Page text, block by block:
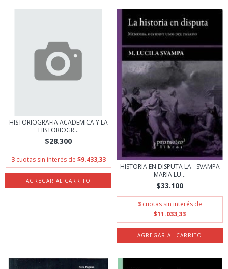
HISTORIOGRAFIA ACADEMICA Y LA
HISTORIOGR...
$28.300
3 cuotas sin interés de $9.433,33
HISTORIA EN DISPUTA LA - SVAMPA
MARIA LU...
$33.100
3 cuotas sin interés de
$11.033,33